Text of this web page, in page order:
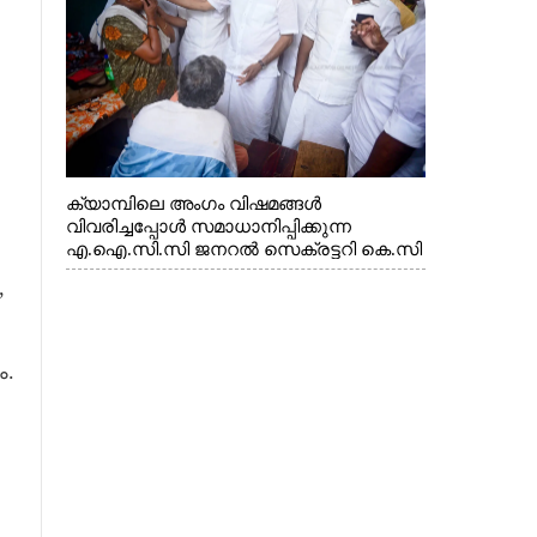
എക്സൈസ് വകുപ്പ് മന്ത്രി എം. ലിജു,
കൃഷിവകുപ്പ് മന്ത്രി ടി. സിദ്ദിഖ്, റെജി
ചെറിയാൻ എം. എൽ. എ എന്നിവർ സമീപം
ക്യാമ്പിലെ അംഗം വിഷമങ്ങൾ
വിവരിച്ചപ്പോൾ സമാധാനിപ്പിക്കുന്ന
എ.ഐ.സി.സി ജനറൽ സെക്രട്ടറി കെ.സി
വേണുഗോപാൽ എം.പി. സഹകരണ-